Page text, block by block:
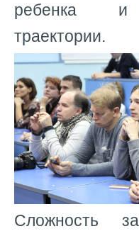
ребенка и
траектории.
Сложность